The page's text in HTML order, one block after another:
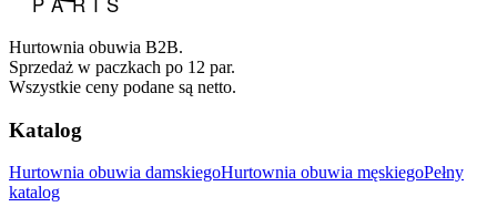
Hurtownia obuwia B2B.
Sprzedaż w paczkach po 12 par.
Wszystkie ceny podane są netto.
Katalog
Hurtownia obuwia damskiegoHurtownia obuwia męskiegoPełny
katalog